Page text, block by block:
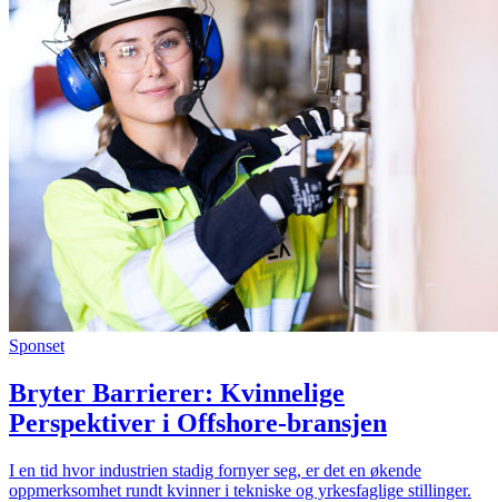
Sponset
Bryter Barrierer: Kvinnelige
Perspektiver i Offshore-bransjen
I en tid hvor industrien stadig fornyer seg, er det en økende
oppmerksomhet rundt kvinner i tekniske og yrkesfaglige stillinger.